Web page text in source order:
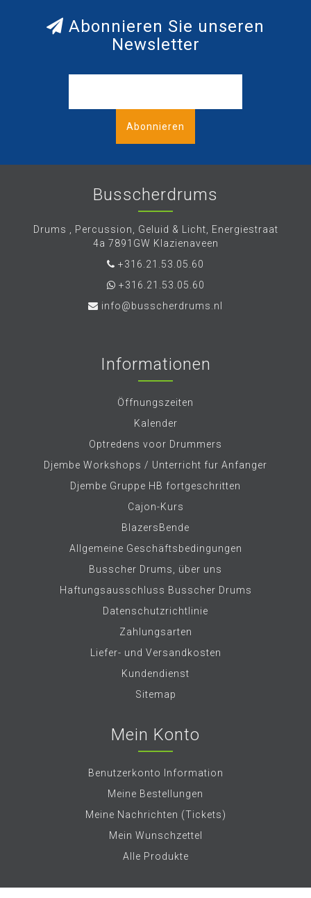
Abonnieren Sie unseren
Newsletter
Abonnieren
Busscherdrums
Drums , Percussion, Geluid & Licht, Energiestraat
4a 7891GW Klazienaveen
+316.21.53.05.60
+316.21.53.05.60
info@busscherdrums.nl
Informationen
Öffnungszeiten
Kalender
Optredens voor Drummers
Djembe Workshops / Unterricht fur Anfanger
Djembe Gruppe HB fortgeschritten
Cajon-Kurs
BlazersBende
Allgemeine Geschäftsbedingungen
Busscher Drums, über uns
Haftungsausschluss Busscher Drums
Datenschutzrichtlinie
Zahlungsarten
Liefer- und Versandkosten
Kundendienst
Sitemap
Mein Konto
Benutzerkonto Information
Meine Bestellungen
Meine Nachrichten (Tickets)
Mein Wunschzettel
Alle Produkte